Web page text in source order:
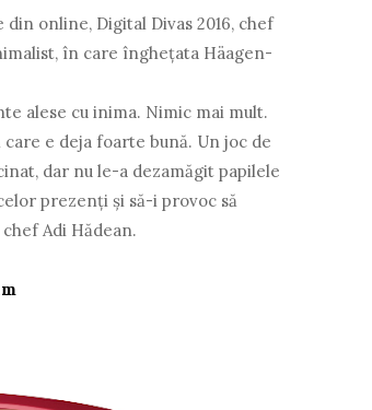
online, Digital Divas 2016, chef
în care înghețata Häagen-
alese cu inima. Nimic mai mult.
e deja foarte bună. Un joc de
dar nu le-a dezamăgit papilele
prezenți și să-i provoc să
Adi Hădean.